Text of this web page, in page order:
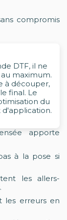
compromis
DTF, il ne
maximum.
à découper,
final. Le
du
apporte
à la pose si
les allers-
les erreurs en